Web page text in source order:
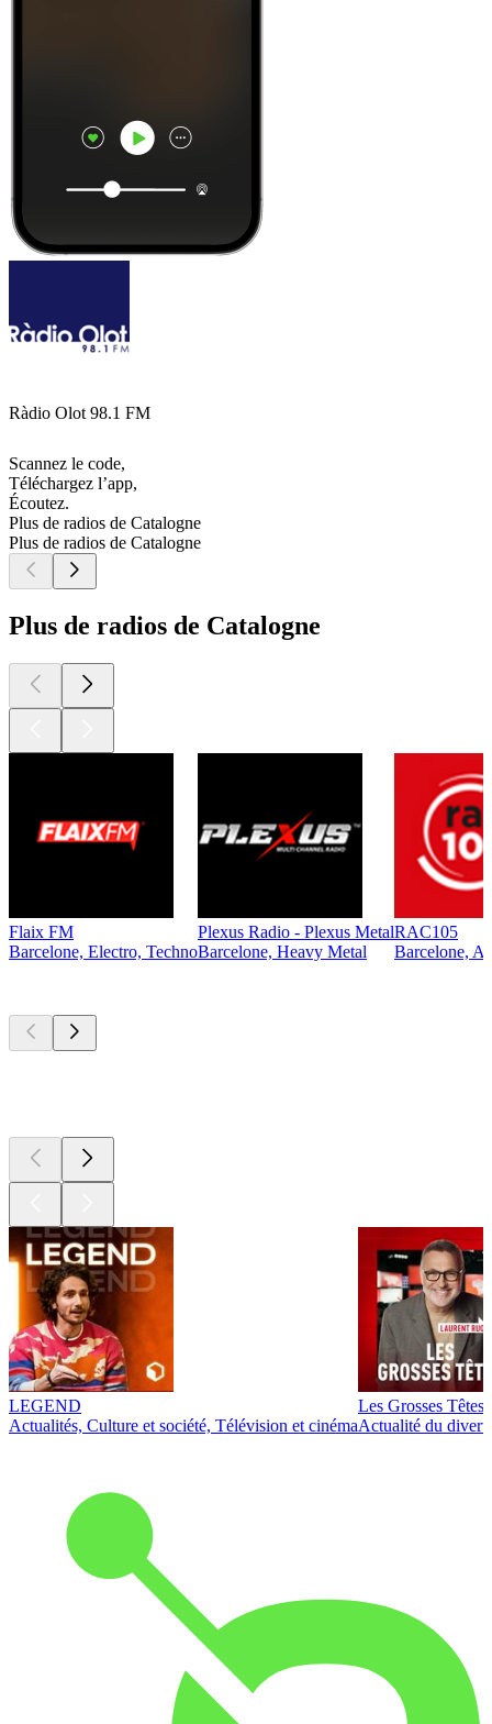
Ràdio Olot 98.1 FM
Scannez le code,
Téléchargez l’app,
Écoutez.
Plus de radios de Catalogne
Plus de radios de Catalogne
Plus de radios de Catalogne
Flaix FM
Barcelone, Electro, Techno
Plexus Radio - Plexus Metal
Barcelone, Heavy Metal
RAC105
Barcelone,
LEGEND
Actualités, Culture et société, Télévision et cinéma
Les Grosses Têtes
Actualité du